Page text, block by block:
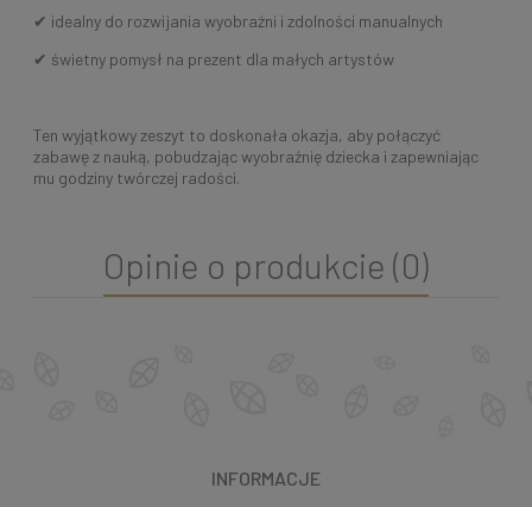
✔ idealny do rozwijania wyobraźni i zdolności manualnych
✔ świetny pomysł na prezent dla małych artystów
Ten wyjątkowy zeszyt to doskonała okazja, aby połączyć
zabawę z nauką, pobudzając wyobraźnię dziecka i zapewniając
mu godziny twórczej radości.
Opinie o produkcie (0)
INFORMACJE